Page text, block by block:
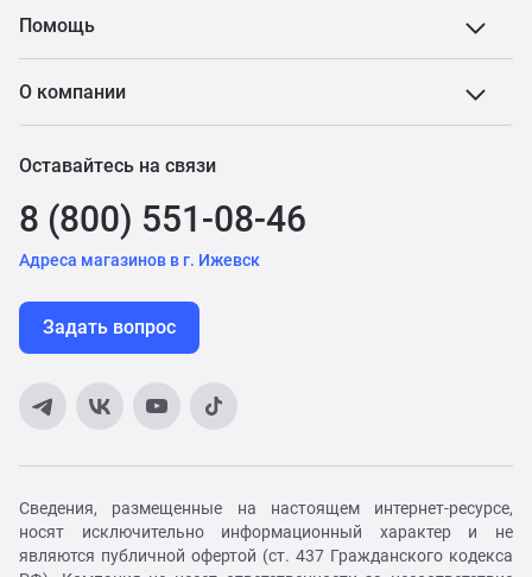
Помощь
О компании
Оставайтесь на связи
8 (800) 551-08-46
Адреса магазинов в г. Ижевск
Задать вопрос
Сведения, размещенные на настоящем интернет-ресурсе,
носят исключительно информационный характер и не
являются публичной офертой (ст. 437 Гражданского кодекса